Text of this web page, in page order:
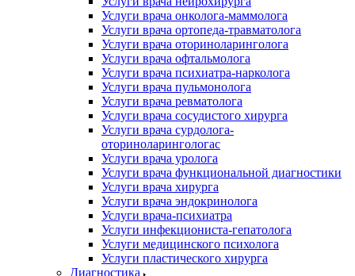
Услуги врача онколога-маммолога
Услуги врача ортопеда-травматолога
Услуги врача оториноларинголога
Услуги врача офтальмолога
Услуги врача психиатра-нарколога
Услуги врача пульмонолога
Услуги врача ревматолога
Услуги врача сосудистого хирурга
Услуги врача сурдолога-
оториноларингологас
Услуги врача уролога
Услуги врача функциональной диагностики
Услуги врача хирурга
Услуги врача эндокринолога
Услуги врача-психиатра
Услуги инфекциониста-гепатолога
Услуги медицинского психолога
Услуги пластического хирурга
Диагностика